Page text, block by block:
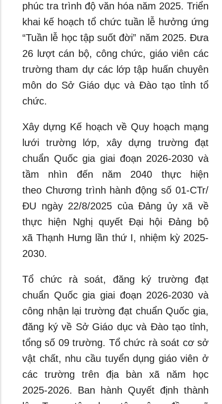
phúc tra trình độ văn hóa năm 2025. Triển
khai kế hoạch tổ chức tuần lễ hưởng ứng
“Tuần lễ học tập suốt đời” năm 2025. Đưa
26 lượt cán bộ, công chức, giáo viên các
trường tham dự các lớp tập huấn chuyên
môn do Sở Giáo dục và Đào tạo tỉnh tổ
chức.
Xây dựng Kế hoạch về Quy hoạch mạng
lưới trường lớp, xây dựng trường đạt
chuẩn Quốc gia giai đoạn 2026-2030 và
tầm nhìn đến năm 2040 thực hiện
theo Chương trình hành động số 01-CTr/
ĐU ngày 22/8/2025 của Đảng ủy xã về
thực hiện Nghị quyết Đại hội Đảng bộ
xã Thạnh Hưng lần thứ I, nhiệm kỳ 2025-
2030.
Tổ chức rà soát, đăng ký trường đạt
chuẩn Quốc gia giai đoạn 2026-2030 và
công nhận lại trường đạt chuẩn Quốc gia,
đăng ký về Sở Giáo dục và Đào tạo tỉnh,
tổng số 09 trường. Tổ chức rà soát cơ sở
vật chất, nhu cầu tuyển dụng giáo viên ở
các trường trên địa bàn xã năm học
2025-2026. Ban hành Quyết định thành